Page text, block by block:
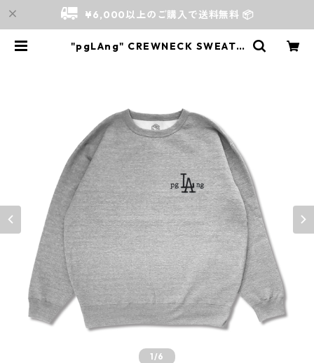
¥6,000以上のご購入で送料無料 📦
"pgLAng" CREWNECK SWEAT |
1/6